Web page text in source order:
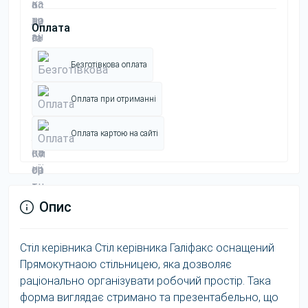
Оплата
Безготівкова оплата
Оплата при отриманні
Оплата картою на сайті
Опис
Стіл керівника Стіл керівника Галіфакс оснащений
Прямокутнаою стільницею, яка дозволяє
раціонально організувати робочий простір. Така
форма виглядає стримано та презентабельно, що